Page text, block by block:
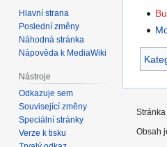
Hlavní strana
Poslední změny
Náhodná stránka
Nápověda k MediaWiki
Nástroje
Odkazuje sem
Související změny
Speciální stránky
Verze k tisku
Obsah